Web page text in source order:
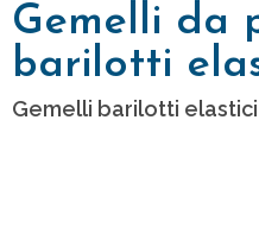
Gemelli da
barilotti
Gemelli barilotti elastici